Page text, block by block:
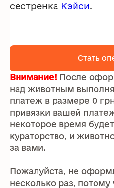
сестренка Кэйси.
Стать
Внимание! После
над животным
платеж в размере 0
привязки вашей
некоторое время
кураторство, и
за вами.
Пожалуйста, не
несколько раз, потому